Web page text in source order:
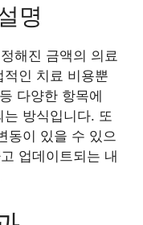
명
해진 금액의 의료
인 치료 비용뿐
다양한 항목에
방식입니다. 또
동이 있을 수 있으
업데이트되는 내